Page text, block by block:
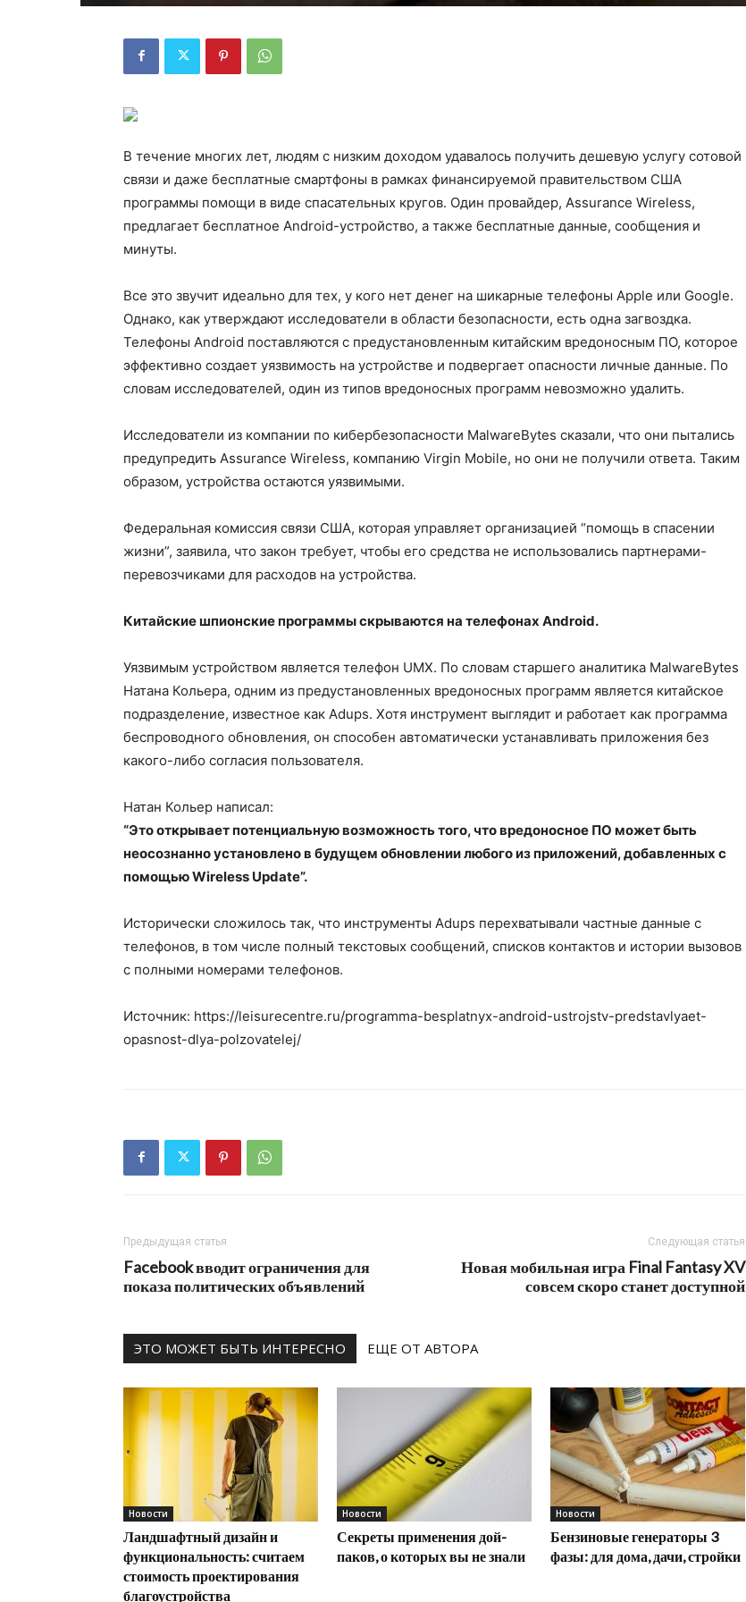
В течение многих лет, людям с низким доходом удавалось получить дешевую услугу сотовой
связи и даже бесплатные смартфоны в рамках финансируемой правительством США
программы помощи в виде спасательных кругов. Один провайдер, Assurance Wireless,
предлагает бесплатное Android-устройство, а также бесплатные данные, сообщения и
минуты.
Все это звучит идеально для тех, у кого нет денег на шикарные телефоны Apple или Google.
Однако, как утверждают исследователи в области безопасности, есть одна загвоздка.
Телефоны Android поставляются с предустановленным китайским вредоносным ПО, которое
эффективно создает уязвимость на устройстве и подвергает опасности личные данные. По
словам исследователей, один из типов вредоносных программ невозможно удалить.
Исследователи из компании по кибербезопасности MalwareBytes сказали, что они пытались
предупредить Assurance Wireless, компанию Virgin Mobile, но они не получили ответа. Таким
образом, устройства остаются уязвимыми.
Федеральная комиссия связи США, которая управляет организацией “помощь в спасении
жизни”, заявила, что закон требует, чтобы его средства не использовались партнерами-
перевозчиками для расходов на устройства.
Китайские шпионские программы скрываются на телефонах Android.
Уязвимым устройством является телефон UMX. По словам старшего аналитика MalwareBytes
Натана Кольера, одним из предустановленных вредоносных программ является китайское
подразделение, известное как Adups. Хотя инструмент выглядит и работает как программа
беспроводного обновления, он способен автоматически устанавливать приложения без
какого-либо согласия пользователя.
Натан Кольер написал:
“Это открывает потенциальную возможность того, что вредоносное ПО может быть
неосознанно установлено в будущем обновлении любого из приложений, добавленных с
помощью Wireless Update”.
Исторически сложилось так, что инструменты Adups перехватывали частные данные с
телефонов, в том числе полный текстовых сообщений, списков контактов и истории вызовов
с полными номерами телефонов.
Источник: https://leisurecentre.ru/programma-besplatnyx-android-ustrojstv-predstavlyaet-
opasnost-dlya-polzovatelej/
Предыдущая статья
Facebook вводит ограничения для
показа политических объявлений
Следующая статья
Новая мобильная игра Final Fantasy XV
совсем скоро станет доступной
ЭТО МОЖЕТ БЫТЬ ИНТЕРЕСНО ЕЩЕ ОТ АВТОРА
Новости
Ландшафтный дизайн и
функциональность: считаем
стоимость проектирования
благоустройства
Новости
Секреты применения дой-
паков, о которых вы не знали
Новости
Бензиновые генераторы 3
фазы: для дома, дачи, стройки